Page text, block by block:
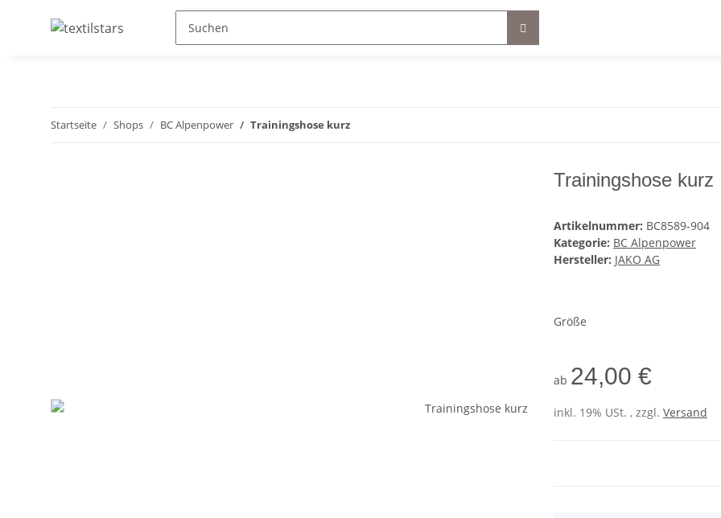
Startseite Shops BC Alpenpower Trainingshose kurz
Trainingshose kurz
Artikelnummer: BC8589-904
Kategorie: BC Alpenpower
Hersteller: JAKO AG
Größe
ab 24,00 €
inkl. 19% USt. , zzgl. Versand